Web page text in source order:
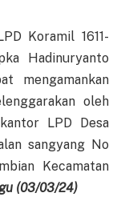
Koramil 1611-
Hadinuryanto
mengamankan
oleh
LPD Desa
sangyang No
Kecamatan
(03/03/24)